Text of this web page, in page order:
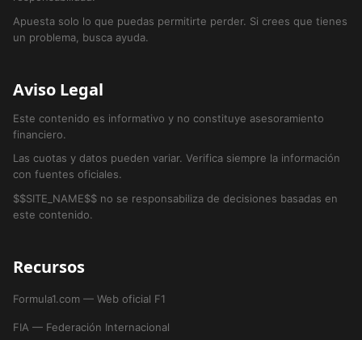
Apuesta solo lo que puedas permitirte perder. Si crees que tienes
un problema, busca ayuda.
Aviso Legal
Este contenido es informativo y no constituye asesoramiento
financiero.
Las cuotas y datos pueden variar. Verifica siempre la información
con fuentes oficiales.
$$SITE_NAME$$ no se responsabiliza de decisiones basadas en
este contenido.
Recursos
Formula1.com — Web oficial F1
FIA — Federación Internacional